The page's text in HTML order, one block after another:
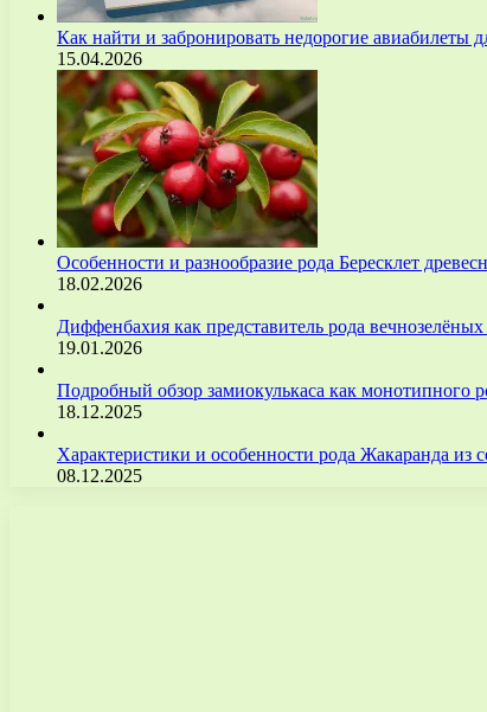
Как найти и забронировать недорогие
15.04.2026
Особенности и разнообразие рода Бересклет
18.02.2026
Диффенбахия как представитель рода
19.01.2026
Подробный обзор замиокулькаса как монотипного
18.12.2025
Характеристики и особенности рода Жакаранда
08.12.2025